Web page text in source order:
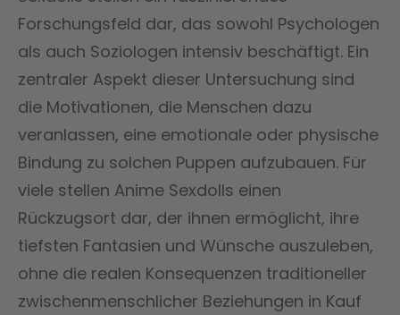
Forschungsfeld dar, das sowohl Psychologen
als auch Soziologen intensiv beschäftigt. Ein
zentraler Aspekt dieser Untersuchung sind
die Motivationen, die Menschen dazu
veranlassen, eine emotionale oder physische
Bindung zu solchen Puppen aufzubauen. Für
viele stellen Anime Sexdolls einen
Rückzugsort dar, der ihnen ermöglicht, ihre
tiefsten Fantasien und Wünsche auszuleben,
ohne die realen Konsequenzen traditioneller
zwischenmenschlicher Beziehungen in Kauf